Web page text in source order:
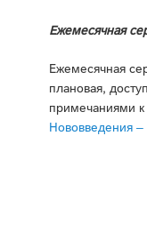
Ежемесячная
Ежемесячная
плановая,
примечаниями
Нововведения